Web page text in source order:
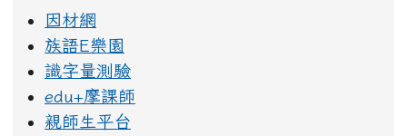
因材網
族語E樂園
識字量測驗
edu+摩課師
親師生平台